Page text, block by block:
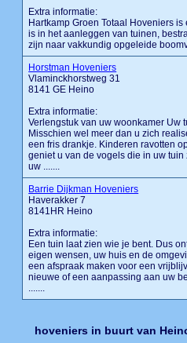
Extra informatie:
Hartkamp Groen Totaal Hoveniers
is in het aanleggen van tuinen,
zijn naar vakkundig opgeleide
Horstman Hoveniers
Vlaminckhorstweg 31
8141 GE Heino
Extra informatie:
Verlengstuk van uw woonkamer Uw
Misschien wel meer dan u zich
een fris drankje. Kinderen ravotten
geniet u van de vogels die in uw
uw .......
Barrie Dijkman Hoveniers
Haverakker 7
8141HR Heino
Extra informatie:
Een tuin laat zien wie je bent. Dus
eigen wensen, uw huis en de
een afspraak maken voor een
nieuwe of een aanpassing aan uw
.......
hoveniers in buurt van